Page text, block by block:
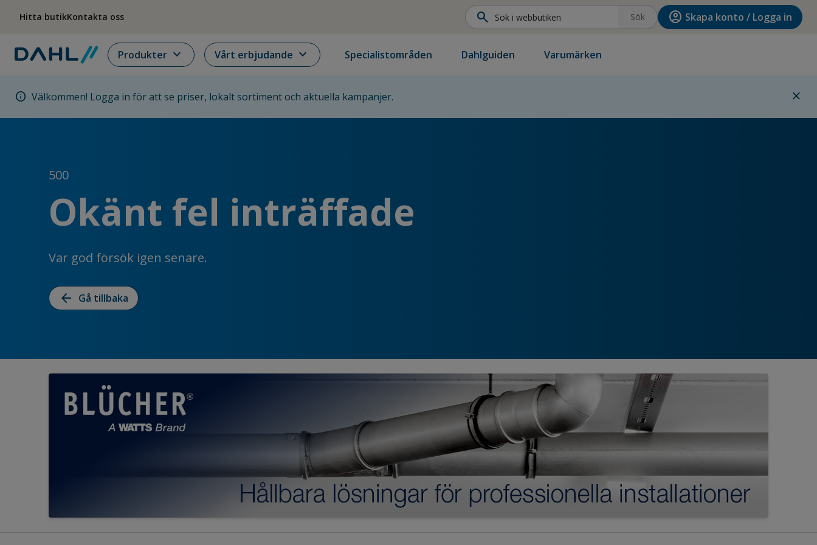
Hitta butikKontakta oss search Sök account_circle Skapa konto / Logga in
Produkter expand_more Vårt erbjudande expand_more Specialistområden Dahlguiden Varumärken
info Välkommen! Logga in för att se priser, lokalt sortiment och aktuella kampanjer. close
500
Okänt fel inträffade
Var god försök igen senare.
arrow_back Gå tillbaka